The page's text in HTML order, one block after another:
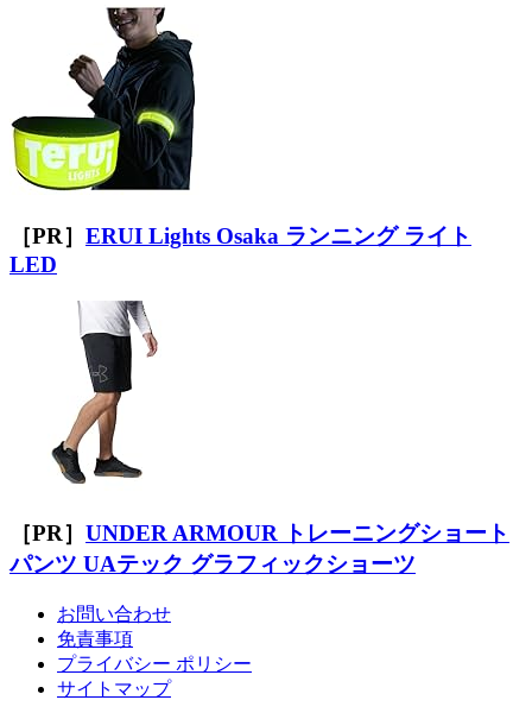
［PR］ ERUI Lights Osaka ランニング ライト
LED
［PR］ UNDER ARMOUR トレーニングショート
パンツ UAテック グラフィックショーツ
お問い合わせ
免責事項
プライバシー ポリシー
サイトマップ